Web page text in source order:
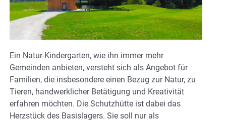
Ein Natur-Kindergarten, wie ihn immer mehr
Gemeinden anbieten, versteht sich als Angebot für
Familien, die insbesondere einen Bezug zur Natur, zu
Tieren, handwerklicher Betätigung und Kreativität
erfahren möchten. Die Schutzhütte ist dabei das
Herzstück des Basislagers. Sie soll nur als